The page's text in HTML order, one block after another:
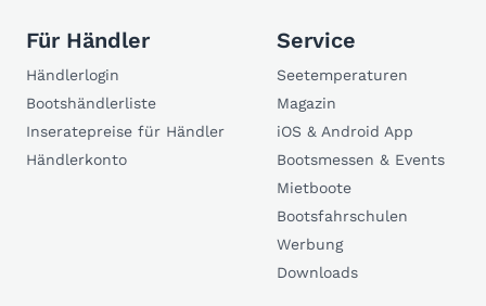
Für Händler
Händlerlogin
Bootshändlerliste
Inseratepreise für Händler
Händlerkonto
Service
Seetemperaturen
Magazin
iOS & Android App
Bootsmessen & Events
Mietboote
Bootsfahrschulen
Werbung
Downloads